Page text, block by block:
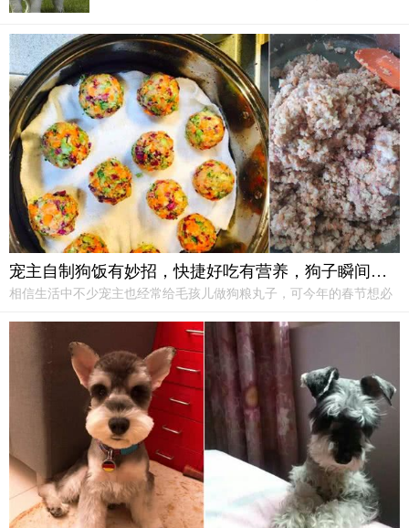
的豫备，不只是做好心理上的豫备，还要做好饲养的
豫备工作。
宠主自制狗饭有妙招，快捷好吃有营养，狗子瞬间变成小吃货
相信生活中不少宠主也经常给毛孩儿做狗粮丸子，可今年的春节想必
起了狗粮，做一次能吃1个月！在家里闲着的宠主不妨试一试。食材准
备：1）首先一定要有肉...